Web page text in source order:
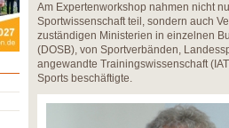
Am Expertenworkshop nahmen nicht
Sportwissenschaft teil, sondern auch
zuständigen Ministerien in einzelnen
(DOSB), von Sportverbänden,
angewandte Trainingswissenschaft
Sports beschäftigte.